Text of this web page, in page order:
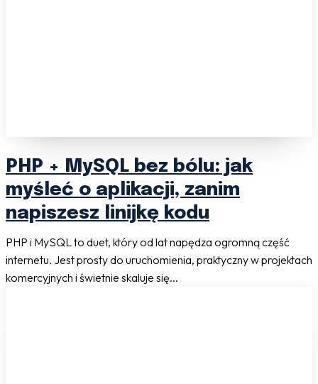
PHP + MySQL bez bólu: jak
myśleć o aplikacji, zanim
napiszesz linijkę kodu
PHP i MySQL to duet, który od lat napędza ogromną część
internetu. Jest prosty do uruchomienia, praktyczny w projektach
komercyjnych i świetnie skaluje się...